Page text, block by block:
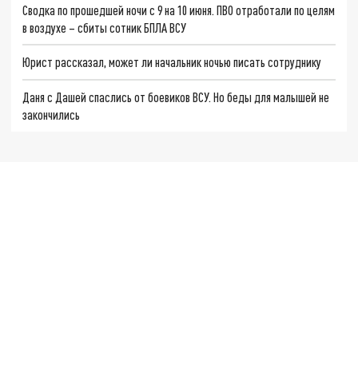
Сводка по прошедшей ночи с 9 на 10 июня. ПВО отработали по целям
в воздухе – сбиты сотник БПЛА ВСУ
Юрист рассказал, может ли начальник ночью писать сотруднику
Даня с Дашей спаслись от боевиков ВСУ. Но беды для малышей не
закончились